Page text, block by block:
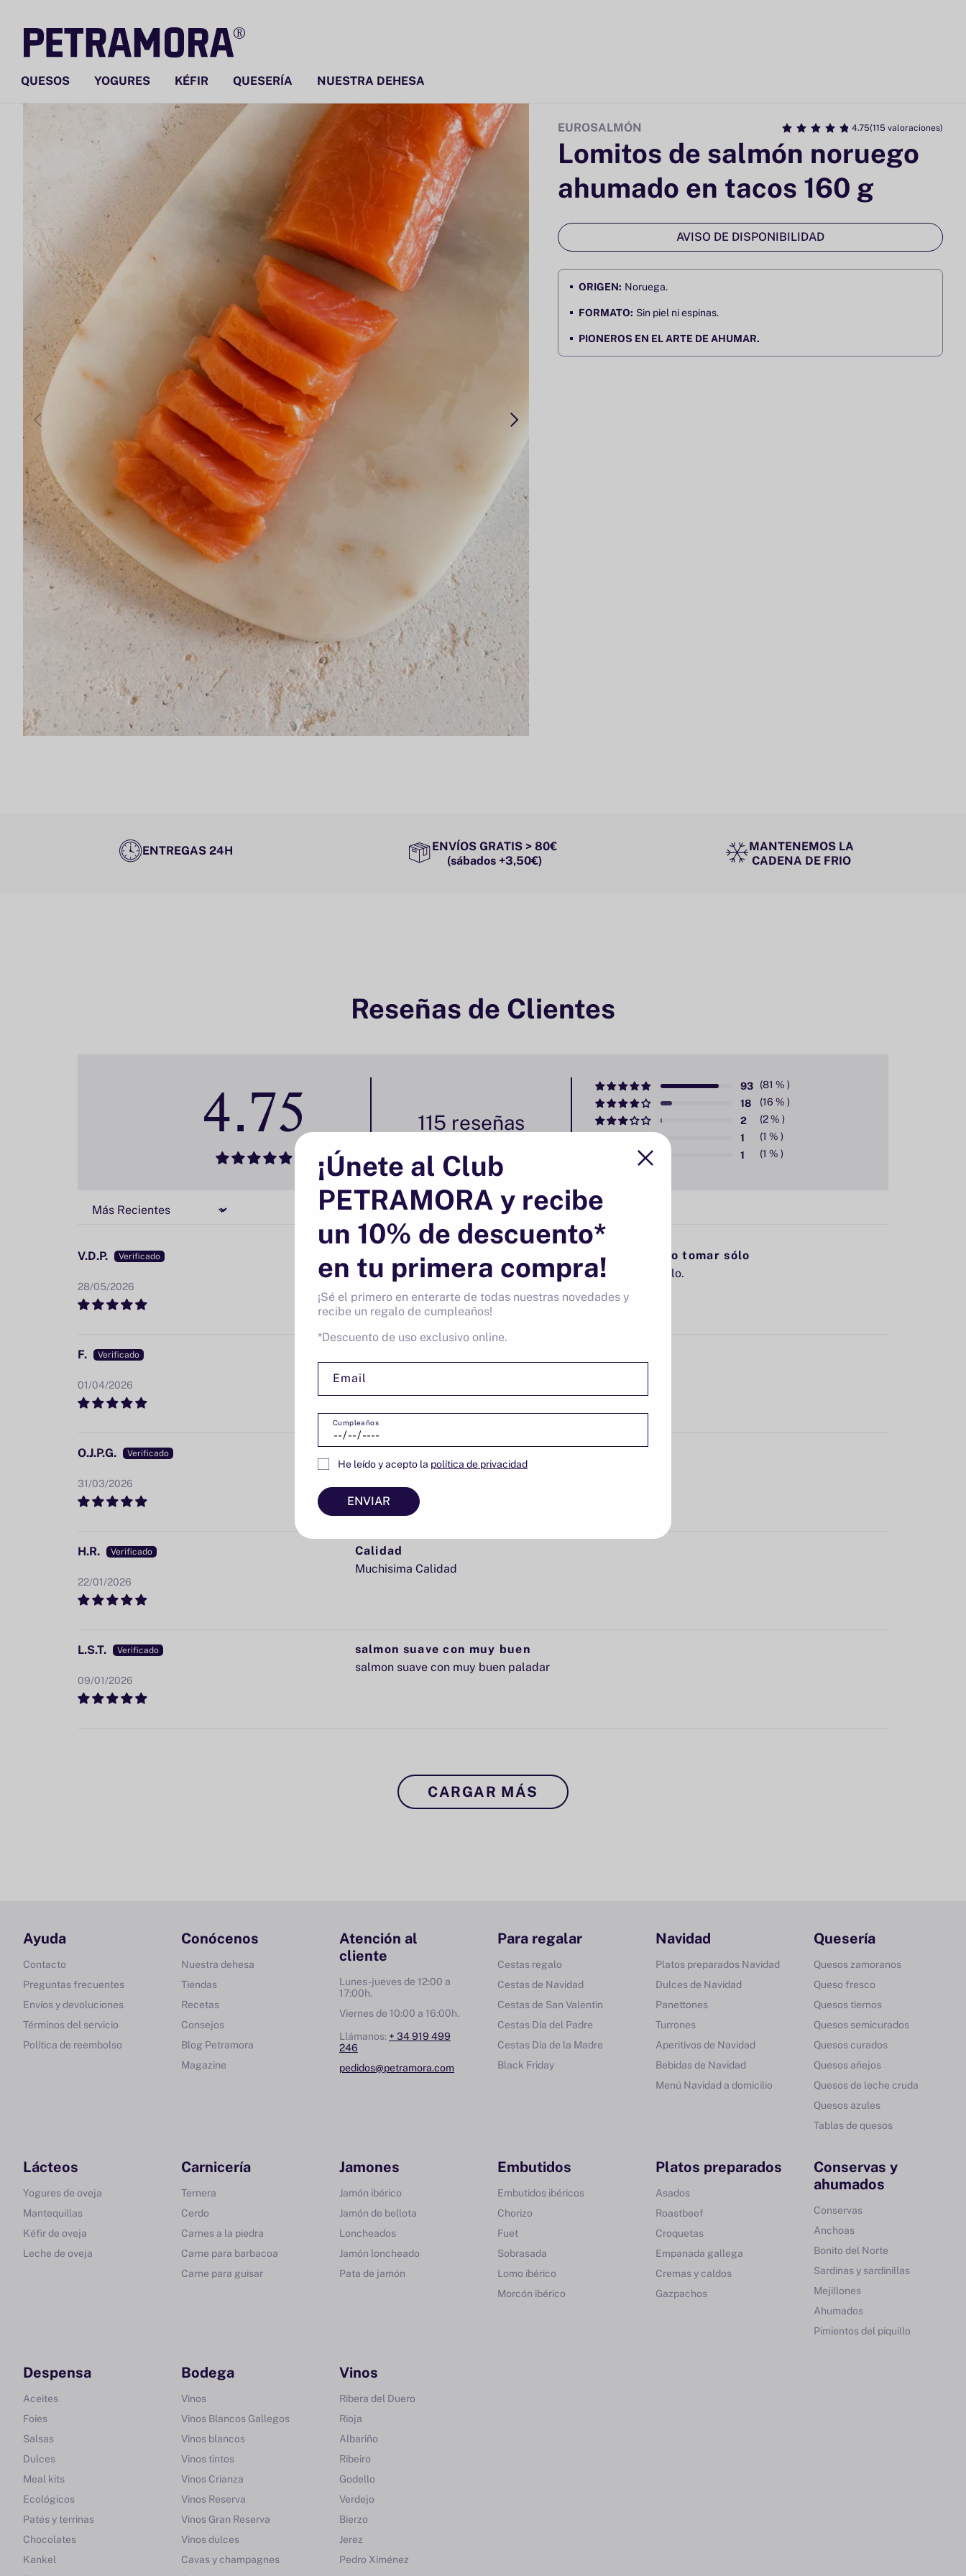
al contenido
QUESOS YOGURES KÉFIR QUESERÍA NUESTRA DEHESA
EUROSALMÓN 4.75(115 valoraciones)
Lomitos de salmón noruego
ahumado en tacos 160 g
AVISO DE DISPONIBILIDAD
ORIGEN: Noruega.
FORMATO: Sin piel ni espinas.
PIONEROS EN EL ARTE DE AHUMAR.
ENTREGAS 24H
ENVÍOS GRATIS > 80€
(sábados +3,50€)
MANTENEMOS LA
CADENA DE FRIO
Reseñas de Clientes
4.75 115 reseñas
93
18
2
1
1
Sort by
28/05/2026
V.D.P.
El corte perfecto para utilizar en cualquier plato o tomar sólo
El corte perfecto para utilizar en cualquier plato o tomar sólo.
01/04/2026
F.
Estupendo
31/03/2026
O.J.P.G.
Me encantó. Repetiréla compra.
22/01/2026
H.R.
Calidad
Muchisima Calidad
09/01/2026
L.S.T.
salmon suave con muy buen
salmon suave con muy buen paladar
CARGAR MÁS
Ayuda
Contacto
Preguntas frecuentes
Envíos y devoluciones
Términos del servicio
Política de reembolso
Conócenos
Nuestra dehesa
Tiendas
Recetas
Consejos
Blog Petramora
Magazine
Atención al
cliente
Lunes-jueves de 12:00 a
17:00h.
Viernes de 10:00 a 16:00h.
Llámanos: + 34 919 499
246
pedidos@petramora.com
Para regalar
Cestas regalo
Cestas de Navidad
Cestas de San Valentin
Cestas Día del Padre
Cestas Día de la Madre
Black Friday
Navidad
Platos preparados Navidad
Dulces de Navidad
Panettones
Turrones
Aperitivos de Navidad
Bebidas de Navidad
Menú Navidad a domicilio
Quesería
Quesos zamoranos
Queso fresco
Quesos tiernos
Quesos semicurados
Quesos curados
Quesos añejos
Quesos de leche cruda
Quesos azules
Tablas de quesos
Lácteos
Yogures de oveja
Mantequillas
Kéfir de oveja
Leche de oveja
Carnicería
Ternera
Cerdo
Carnes a la piedra
Carne para barbacoa
Carne para guisar
Jamones
Jamón ibérico
Jamón de bellota
Loncheados
Jamón loncheado
Pata de jamón
Embutidos
Embutidos ibéricos
Chorizo
Fuet
Sobrasada
Lomo ibérico
Morcón ibérico
Platos preparados
Asados
Roastbeef
Croquetas
Empanada gallega
Cremas y caldos
Gazpachos
Conservas y
ahumados
Conservas
Anchoas
Bonito del Norte
Sardinas y sardinillas
Mejillones
Ahumados
Pimientos del piquillo
Despensa
Aceites
Foies
Salsas
Dulces
Meal kits
Ecológicos
Patés y terrinas
Chocolates
Kankel
Bodega
Vinos
Vinos Blancos Gallegos
Vinos blancos
Vinos tintos
Vinos Crianza
Vinos Reserva
Vinos Gran Reserva
Vinos dulces
Cavas y champagnes
Vinos
Ribera del Duero
Rioja
Albariño
Ribeiro
Godello
Verdejo
Bierzo
Jerez
Pedro Ximénez
¡Únete al Club
PETRAMORA y recibe
un 10% de descuento*
en tu primera compra!
¡Sé el primero en enterarte de todas nuestras novedades y
recibe un regalo de cumpleaños!
*Descuento de uso exclusivo online.
Email
Cumpleaños
He leído y acepto la política de privacidad
ENVIAR